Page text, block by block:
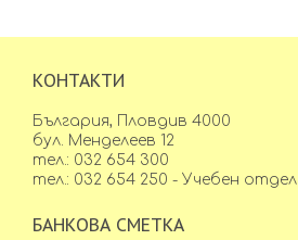
КОНТАКТИ
България, Пловдив 4000
бул. Менделеев 12
тел.: 032 654 300
тел.: 032 654 250 - Учебен отдел
БАНКОВА СМЕТКА